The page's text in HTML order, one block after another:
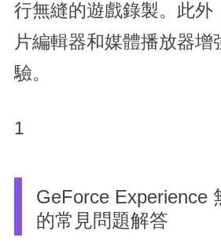
行無縫的遊戲錄製。此外
片編輯器和媒體播放器增
驗。
1
GeForce Experience
的常見問題解答